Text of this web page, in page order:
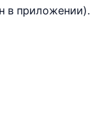
в приложении).